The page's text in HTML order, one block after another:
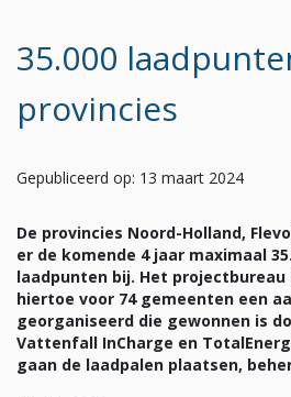
35.000
provincies
Gepubliceerd op: 13 maart 2024
De provincies Noord-Holland,
er de komende 4 jaar maximaal
laadpunten bij. Het
hiertoe voor 74 gemeenten een
georganiseerd die gewonnen is
Vattenfall InCharge en
gaan de laadpalen plaatsen,